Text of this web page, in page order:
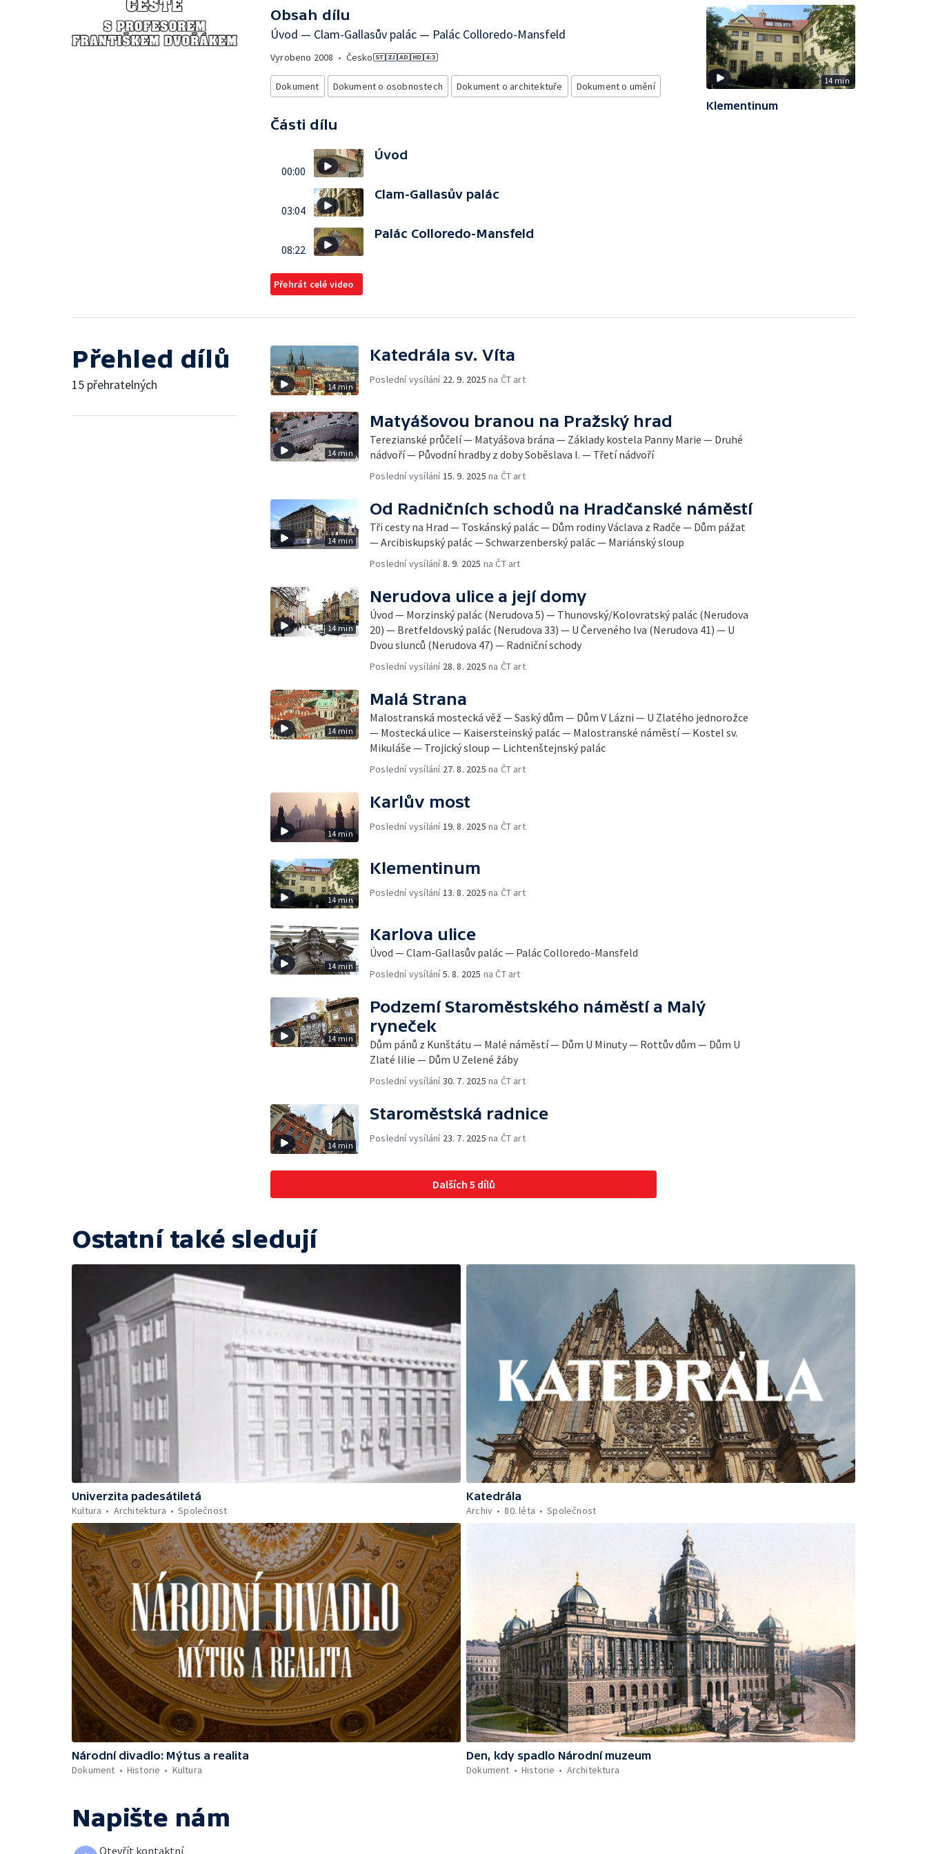
Obsah dílu
Úvod — Clam-Gallasův palác — Palác Colloredo-Mansfeld
Vyrobeno 2008 • Česko
Dokument Dokument o osobnostech Dokument o architektuře Dokument o umění
Části dílu
00:00
Úvod
03:04
Clam-Gallasův palác
08:22
Palác Colloredo-Mansfeld
Přehrát celé video
14 min
Klementinum
Přehled dílů
15 přehratelných 14 min
Katedrála sv. Víta
Poslední vysílání 22. 9. 2025 na ČT art
14 min
Matyášovou branou na Pražský hrad
Terezianské průčelí — Matyášova brána — Základy kostela Panny Marie — Druhé
nádvoří — Původní hradby z doby Soběslava I. — Třetí nádvoří
Poslední vysílání15. 9. 2025 na ČT art
14 min
Od Radničních schodů na Hradčanské náměstí
Tři cesty na Hrad — Toskánský palác — Dům rodiny Václava z Radče — Dům pážat
— Arcibiskupský palác — Schwarzenberský palác — Mariánský sloup
Poslední vysílání8. 9. 2025 na ČT art
14 min
Nerudova ulice a její domy
Úvod — Morzinský palác (Nerudova 5) — Thunovský/Kolovratský palác (Nerudova
20) — Bretfeldovský palác (Nerudova 33) — U Červeného lva (Nerudova 41) — U
Dvou slunců (Nerudova 47) — Radniční schody
Poslední vysílání 28. 8. 2025 na ČT art
14 min
Malá Strana
Malostranská mostecká věž — Saský dům — Dům V Lázni — U Zlatého jednorožce
— Mostecká ulice — Kaisersteinský palác — Malostranské náměstí — Kostel sv.
Mikuláše — Trojický sloup — Lichtenštejnský palác
Poslední vysílání 27. 8. 2025 na ČT art
14 min
Karlův most
Poslední vysílání19. 8. 2025 na ČT art
14 min
Klementinum
Poslední vysílání13. 8. 2025 na ČT art
14 min
Karlova ulice
Úvod — Clam-Gallasův palác — Palác Colloredo-Mansfeld
Poslední vysílání5. 8. 2025 na ČT art
14 min
Podzemí Staroměstského náměstí a Malý
ryneček
Dům pánů z Kunštátu — Malé náměstí — Dům U Minuty — Rottův dům — Dům U
Zlaté lilie — Dům U Zelené žáby
Poslední vysílání30. 7. 2025 na ČT art
14 min
Staroměstská radnice
Poslední vysílání 23. 7. 2025 na ČT art
Dalších 5 dílů
Ostatní také sledují
Univerzita padesátiletá
Kultura
Architektura Společnost
Katedrála
Archiv
80. léta Společnost
Národní divadlo: Mýtus a realita
Dokument
Historie Kultura
Den, kdy spadlo Národní muzeum
Dokument
Historie Architektura
Napište nám
Otevřít kontaktní